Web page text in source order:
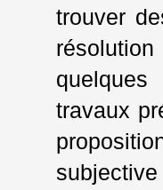
trouver
travaux